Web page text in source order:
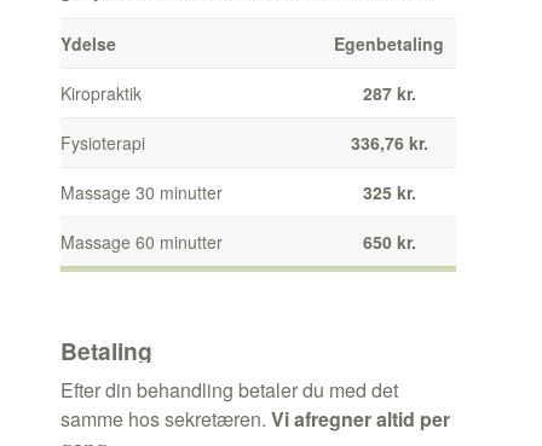
Ydelse Egenbetaling
Kiropraktik 287 kr.
Fysioterapi 336,76 kr.
Massage 30 minutter 325 kr.
Massage 60 minutter 650 kr.
Betaling
Efter din behandling betaler du med det
samme hos sekretæren. Vi afregner altid per